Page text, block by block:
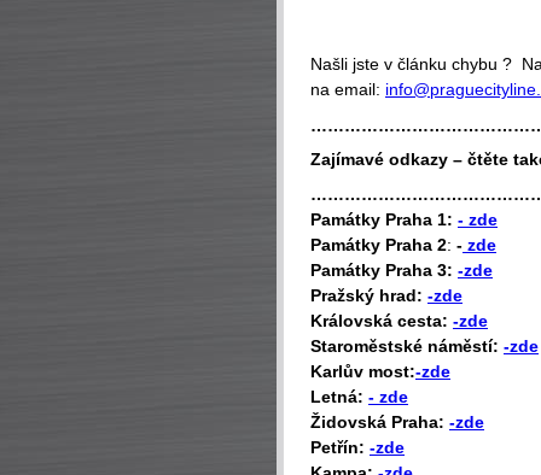
Našli jste v článku chybu ?
na email:
Zajímavé odkazy – čtěte
Památky Praha 1: - zde
Památky Praha 2: - zde
Památky Praha 3: -zde
Pražský hrad: -zde
Královská cesta: -zde
Staroměstské náměstí: -zde
Karlův most:-zde
Letná: - zde
Židovská Praha: -zde
Petřín: -zde